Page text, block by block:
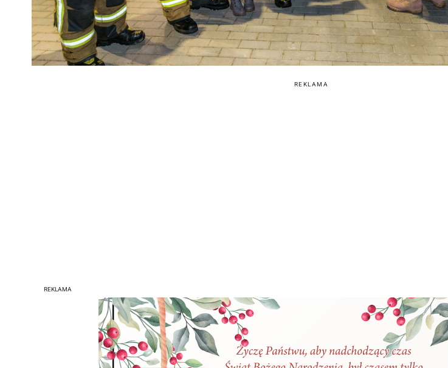
REKLAMA
REKLAMA